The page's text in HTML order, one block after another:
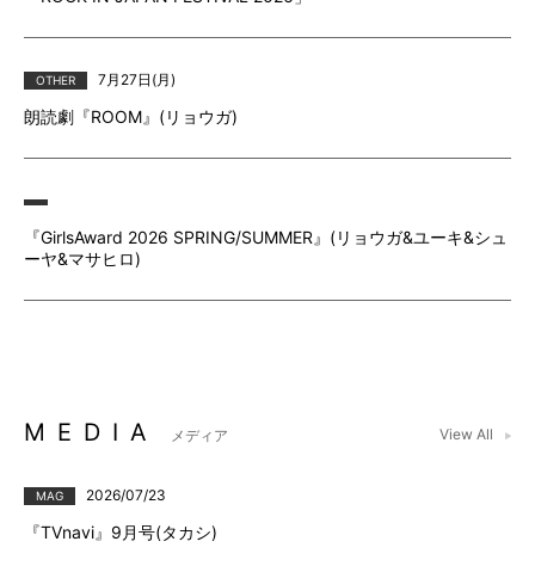
OTHER 7月27⽇(月)
朗読劇『ROOM』(リョウガ)
『GirlsAward 2026 SPRING/SUMMER』(リョウガ&ユーキ&シュ
ーヤ&マサヒロ)
MEDIA メディア View All
MAG 2026/07/23
『TVnavi』9月号(タカシ)